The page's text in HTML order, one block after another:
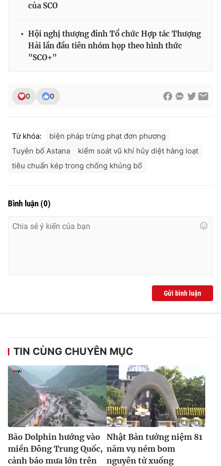
của SCO
Hội nghị thượng đỉnh Tổ chức Hợp tác Thượng
Hải lần đầu tiên nhóm họp theo hình thức
"SCO+"
0 0
Từ khóa:
biện pháp trừng phạt đơn phương
Tuyên bố Astana
kiểm soát vũ khí hủy diệt hàng loạt
tiêu chuẩn kép trong chống khủng bố
Bình luận (0)
Gửi bình luận
TIN CÙNG CHUYÊN MỤC
Bão Dolphin hướng vào
miền Đông Trung Quốc,
cảnh báo mưa lớn trên
Nhật Bản tưởng niệm 81
năm vụ ném bom
nguyên tử xuống